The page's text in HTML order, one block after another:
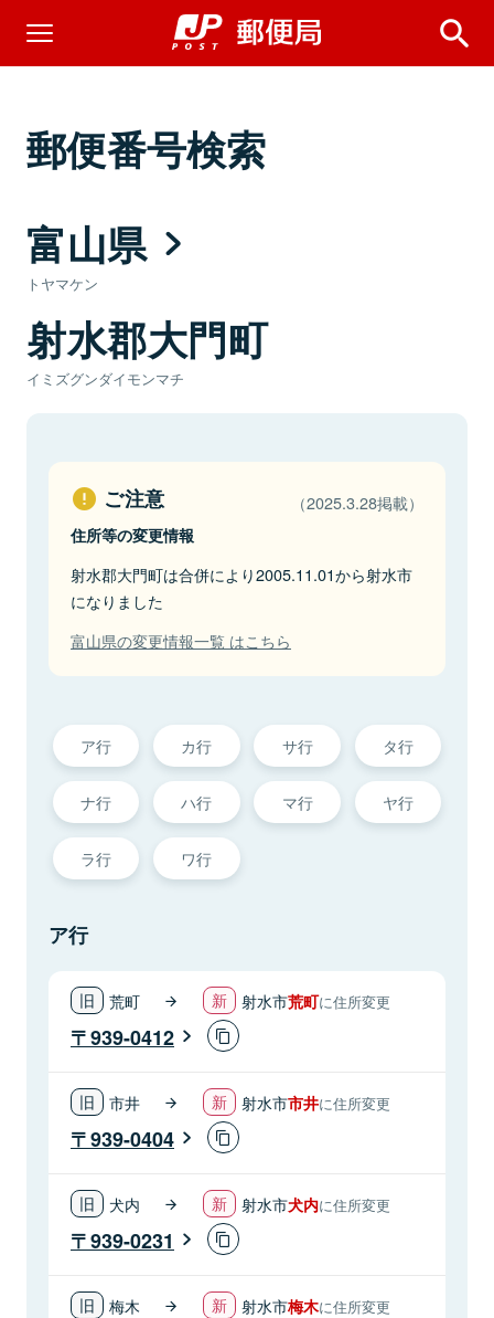
郵便番号検索
富山県
トヤマケン
射水郡大門町
イミズグンダイモンマチ
ご注意 （2025.3.28掲載）
住所等の変更情報
射水郡大門町は合併により2005.11.01から射水市
になりました
富山県の変更情報一覧 はこちら
ア行 カ行 サ行 タ行
ナ行 ハ行 マ行 ヤ行
ラ行 ワ行
ア行
荒町 射水市荒町に住所変更
939-0412
市井 射水市市井に住所変更
939-0404
犬内 射水市犬内に住所変更
939-0231
梅木 射水市梅木に住所変更